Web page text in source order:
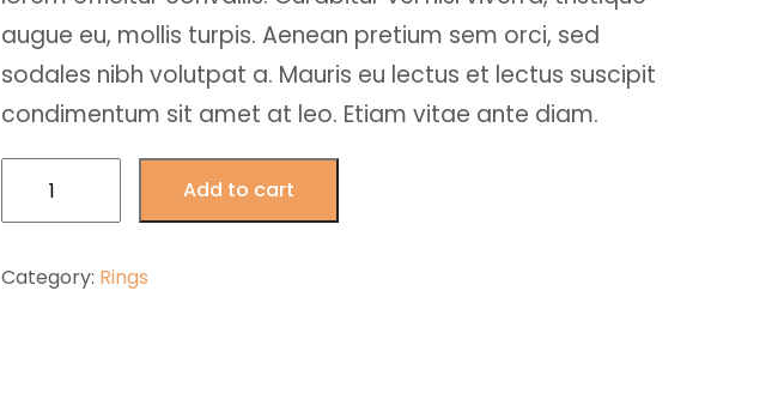
augue eu, mollis turpis. Aenean pretium sem orci, sed
sodales nibh volutpat a. Mauris eu lectus et lectus suscipit
condimentum sit amet at leo. Etiam vitae ante diam.
Add to cart
Category: Rings